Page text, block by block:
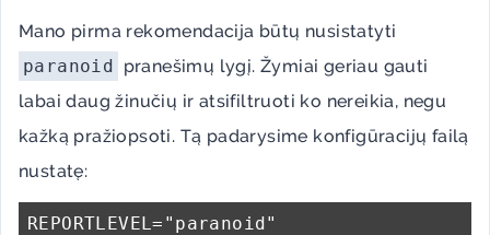
Mano pirma rekomendacija būtų nusistatyti
paranoid pranešimų lygį. Žymiai geriau gauti
labai daug žinučių ir atsifiltruoti ko nereikia, negu
kažką pražiopsoti. Tą padarysime konfigūracijų failą
nustatę: